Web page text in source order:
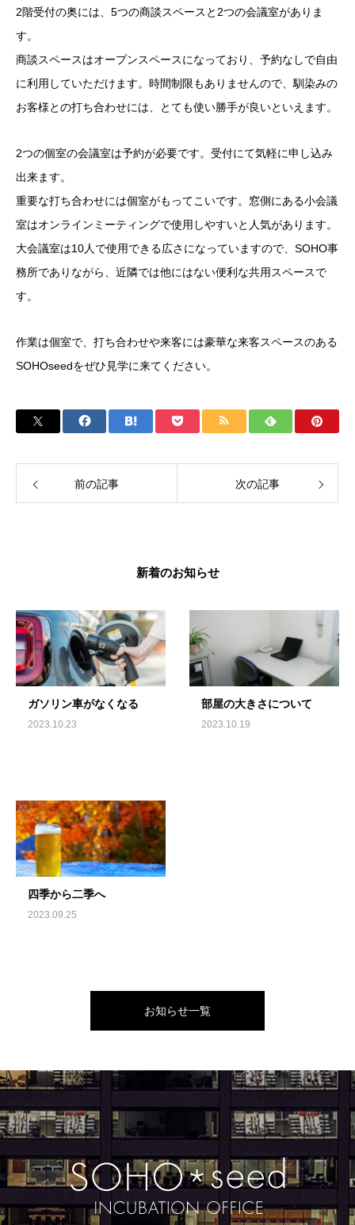
2階受付の奥には、5つの商談スペースと2つの会議室がありま
す。
商談スペースはオープンスペースになっており、予約なしで自由
に利用していただけます。時間制限もありませんので、馴染みの
お客様との打ち合わせには、とても使い勝手が良いといえます。
2つの個室の会議室は予約が必要です。受付にて気軽に申し込み
出来ます。
重要な打ち合わせには個室がもってこいです。窓側にある小会議
室はオンラインミーティングで使用しやすいと人気があります。
大会議室は10人で使用できる広さになっていますので、SOHO事
務所でありながら、近隣では他にはない便利な共用スペースで
す。
作業は個室で、打ち合わせや来客には豪華な来客スペースのある
SOHOseedをぜひ見学に来てください。
前の記事 次の記事
新着のお知らせ
ガソリン車がなくなる
2023.10.23
部屋の大きさについて
2023.10.19
四季から二季へ
2023.09.25
お知らせ一覧